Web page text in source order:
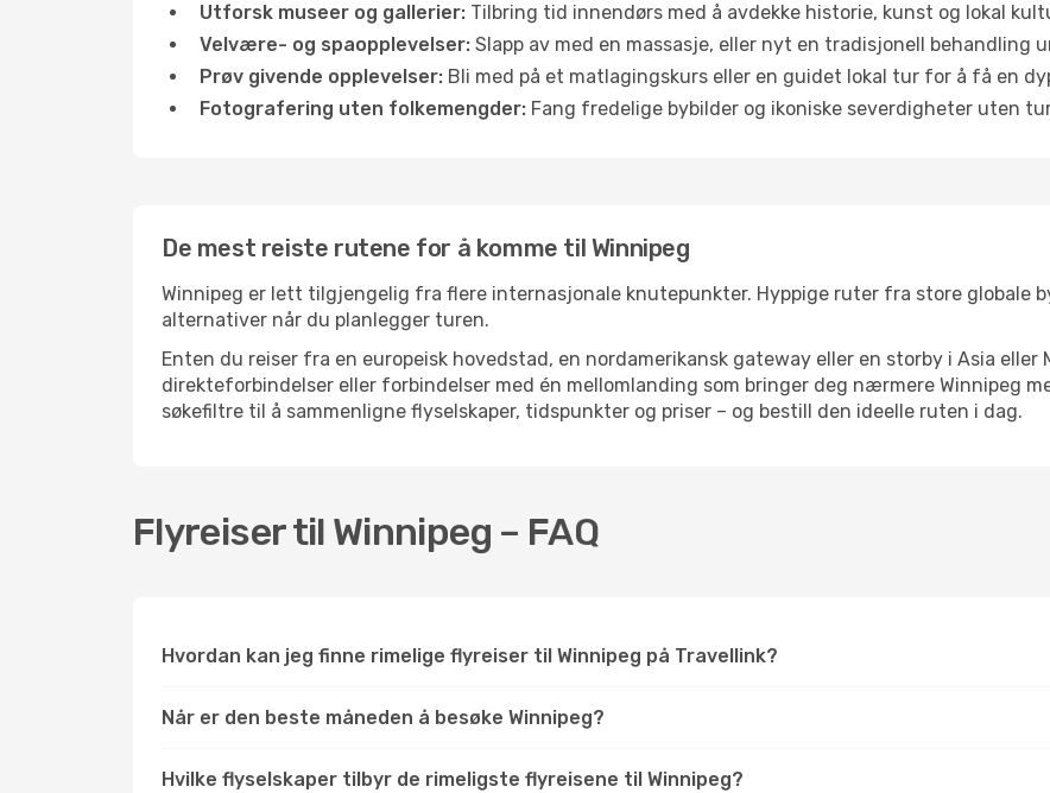
Utforsk museer og gallerier: Tilbring tid innendørs med å avdekke historie, kunst og lokal
Velvære- og spaopplevelser: Slapp av med en massasje, eller nyt en tradisjonell behandling
Prøv givende opplevelser: Bli med på et matlagingskurs eller en guidet lokal tur for å få en
Fotografering uten folkemengder: Fang fredelige bybilder og ikoniske severdigheter uten
De mest reiste rutene for å komme til Winnipeg
Winnipeg er lett tilgjengelig fra flere internasjonale knutepunkter. Hyppige ruter fra store globale
alternativer når du planlegger turen.
Enten du reiser fra en europeisk hovedstad, en nordamerikansk gateway eller en storby i Asia
direkteforbindelser eller forbindelser med én mellomlanding som bringer deg nærmere Winnipeg
søkefiltre til å sammenligne flyselskaper, tidspunkter og priser – og bestill den ideelle ruten i dag.
Flyreiser til Winnipeg – FAQ
Hvordan kan jeg finne rimelige flyreiser til Winnipeg på Travellink?
Når er den beste måneden å besøke Winnipeg?
Hvilke flyselskaper tilbyr de rimeligste flyreisene til Winnipeg?